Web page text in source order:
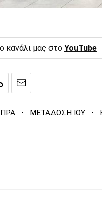
κανάλι μας στο YouTube
· ΜΕΤΑΔΟΣΗ ΙΟΥ ·